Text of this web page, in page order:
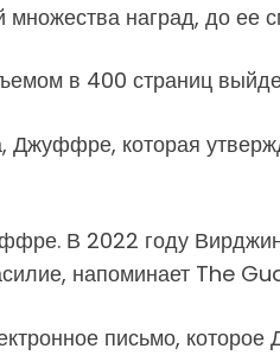
наград, до ее
в 400 страниц
которая
В 2022 году
напоминает The
письмо,